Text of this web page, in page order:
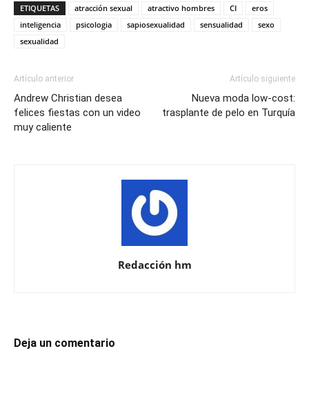
ETIQUETAS atracción sexual atractivo hombres CI
eros
inteligencia
psicologia sapiosexualidad sensualidad
sexo
sexualidad
Artículo anterior
Andrew Christian desea
felices fiestas con un video
muy caliente
Artículo siguiente
Nueva moda low-cost:
trasplante de pelo en Turquía
Redacción hm
Deja un comentario